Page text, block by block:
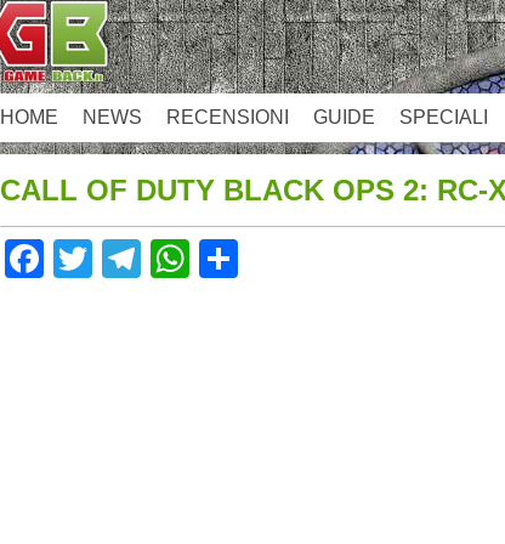
HOME NEWS RECENSIONI GUIDE SPECIALI
CALL OF DUTY BLACK OPS 2: RC-
Facebook
TwitterTelegram
WhatsApp